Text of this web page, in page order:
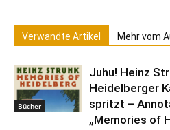
Verwandte Artikel Mehr vom
Bücher
Juhu! Heinz
Heidelberger
spritzt –
„Memories of